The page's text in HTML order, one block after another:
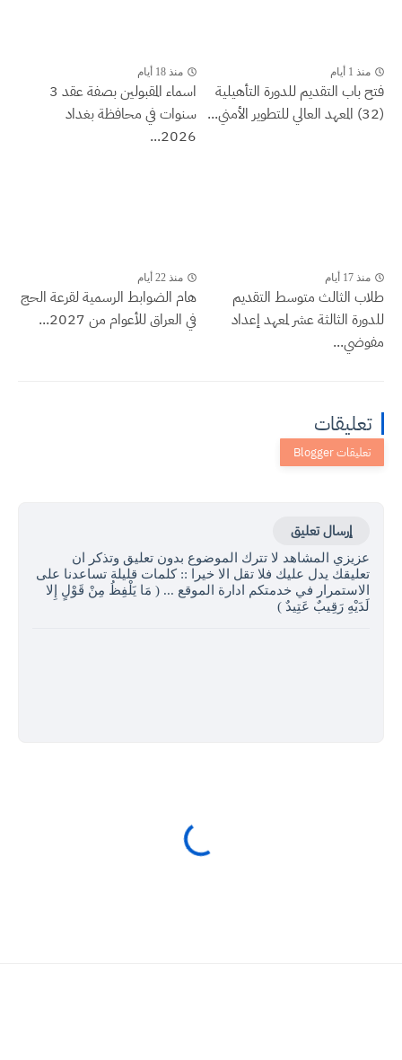
منذ 1 أيام
فتح باب التقديم للدورة التأهيلية
(32) المعهد العالي للتطوير الأمني...
منذ 18 أيام
اسماء المقبولين بصفة عقد 3
سنوات في محافظة بغداد
2026...
منذ 17 أيام
طلاب الثالث متوسط التقديم
للدورة الثالثة عشر لمعهد إعداد
مفوضي...
منذ 22 أيام
هام الضوابط الرسمية لقرعة الحج
في العراق للأعوام من 2027...
تعليقات
إرسال تعليق
عزيزي المشاهد لا تترك الموضوع بدون تعليق وتذكر ان
تعليقك يدل عليك فلا تقل الا خيرا :: كلمات قليلة تساعدنا على
الاستمرار في خدمتكم ادارة الموقع ... ( مَا يَلْفِظُ مِنْ قَوْلٍ إِلا
لَدَيْهِ رَقِيبٌ عَتِيدٌ )